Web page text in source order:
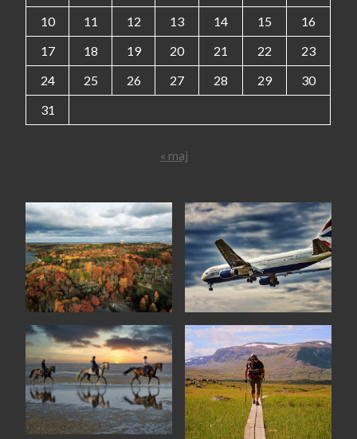
10
11 12 13 14 15
16
17
18 19 20 21 22
23
24
25 26 27 28 29
30
31
« maj